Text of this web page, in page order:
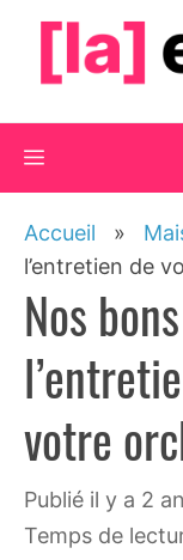
contenu
Menu
Accueil »
l’entretien de
Nos
votre
publié il y a 2
Temps de